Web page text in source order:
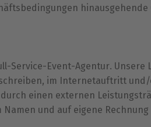
Service-Event-Agentur.
im Internetauftritt
einen externen
Namen und auf eigene